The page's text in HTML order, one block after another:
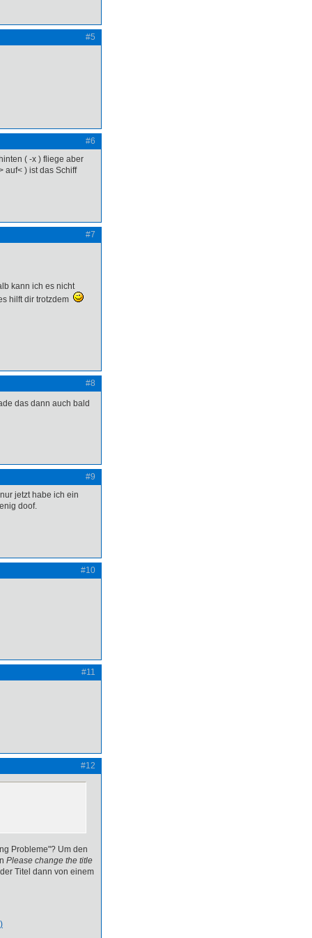
#5
#6
( -x ) fliege aber
auf< ) ist das Schiff
#7
kann ich es nicht
hilft dir trotzdem
#8
das dann auch bald
#9
jetzt habe ich ein
doof.
#10
#11
#12
Probleme"? Um den
Please change the title
Titel dann von einem